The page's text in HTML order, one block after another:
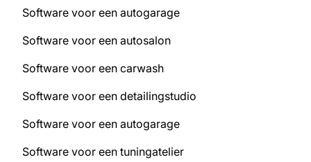
Software voor een autogarage
Software voor een autosalon
Software voor een carwash
Software voor een detailingstudio
Software voor een autogarage
Software voor een tuningatelier